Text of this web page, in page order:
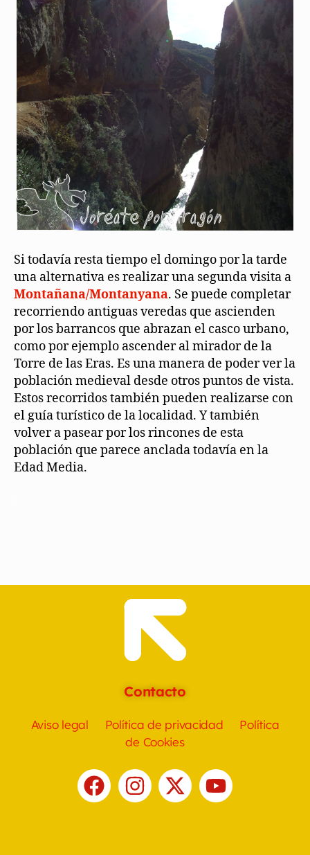
Si todavía resta tiempo el domingo por la tarde
una alternativa es realizar una segunda visita a
Montañana/Montanyana. Se puede completar
recorriendo antiguas veredas que ascienden
por los barrancos que abrazan el casco urbano,
como por ejemplo ascender al mirador de la
Torre de las Eras. Es una manera de poder ver la
población medieval desde otros puntos de vista.
Estos recorridos también pueden realizarse con
el guía turístico de la localidad. Y también
volver a pasear por los rincones de esta
población que parece anclada todavía en la
Edad Media.
Contacto
Aviso legal Política de privacidad
Política
de Cookies